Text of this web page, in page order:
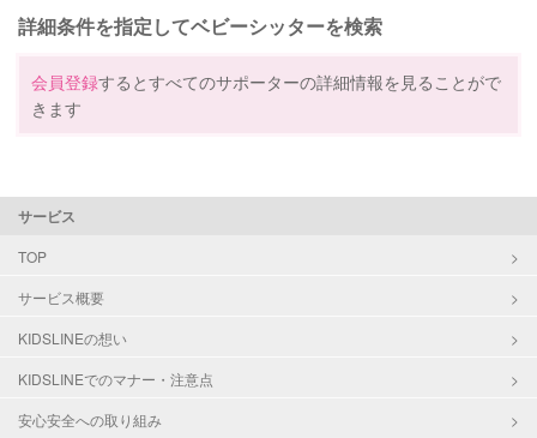
詳細条件を指定してベビーシッターを検索
会員登録するとすべてのサポーターの詳細情報を見ることがで
きます
サービス
TOP
サービス概要
KIDSLINEの想い
KIDSLINEでのマナー・注意点
安心安全への取り組み